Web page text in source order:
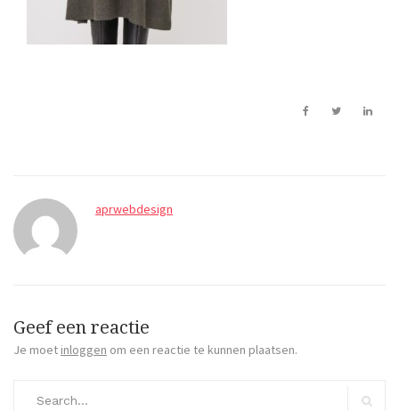
aprwebdesign
Geef een reactie
Je moet inloggen om een reactie te kunnen plaatsen.